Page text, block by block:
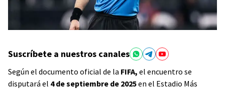
Suscríbete a nuestros canales
Según el documento oficial de la FIFA, el encuentro se
disputará el 4 de septiembre de 2025en el Estadio Más